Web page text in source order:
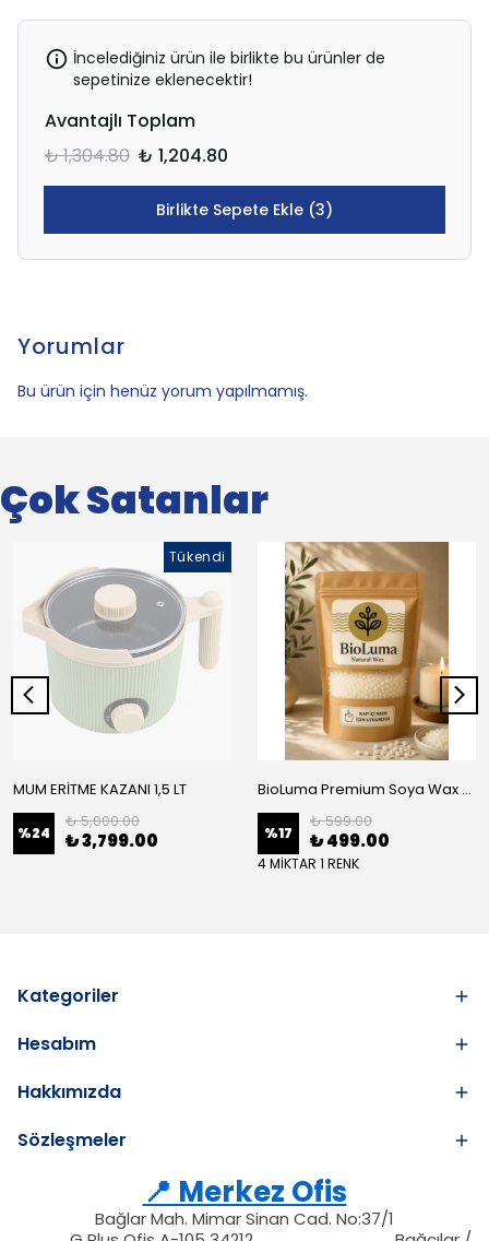
İncelediğiniz ürün ile birlikte bu ürünler de
sepetinize eklenecektir!
Avantajlı Toplam
₺ 1,304.80 ₺ 1,204.80
Birlikte Sepete Ekle (3)
Yorumlar
Bu ürün için henüz yorum yapılmamış.
Çok Satanlar
Tükendi
MUM ERİTME KAZANI 1,5 LT
%24
₺ 5,000.00
₺ 3,799.00
BioLuma Premium Soya Wax - Kap İçi Mumlar İçin Boncuk Form
%17
₺ 599.00
₺ 499.00
4 MİKTAR 1 RENK
Kategoriler
Hesabım
Hakkımızda
Sözleşmeler
📍 Merkez Ofis
Bağlar Mah. Mimar Sinan Cad. No:37/1